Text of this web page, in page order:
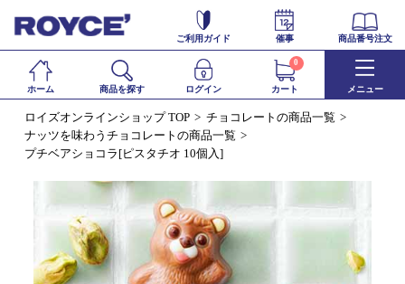
ご利用ガイド 催事 商品番号注文
ホーム 商品を探す ログイン カート
0
メニュー
ロイズオンラインショップ TOP
チョコレートの商品一覧
ナッツを味わうチョコレートの商品一覧
プチベアショコラ[ピスタチオ 10個入]